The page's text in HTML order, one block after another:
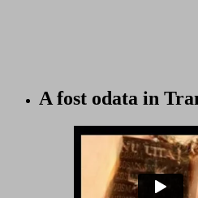
A fost odata in